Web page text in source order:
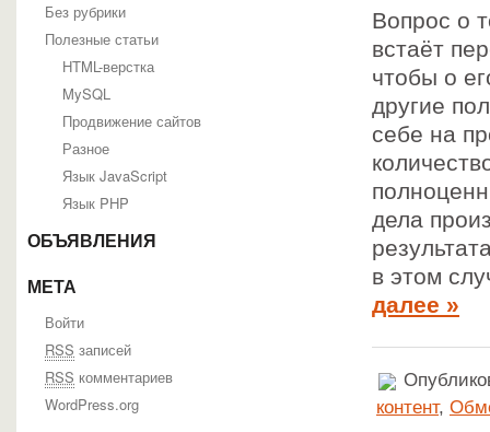
Без рубрики
Полезные статьи
HTML-верстка
MySQL
Продвижение сайтов
Разное
Язык JavaScript
Язык PHP
ОБЪЯВЛЕНИЯ
МЕТА
Войти
RSS записей
RSS комментариев
WordPress.org
Вопрос о
встаёт
чтобы о
другие
себе на
дела
в этом
далее »
контент,